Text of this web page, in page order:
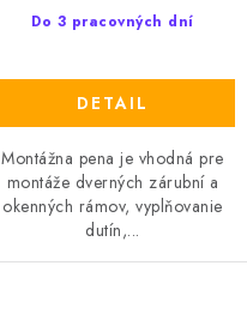
Do 3 pracovných dní
DETAIL
Montážna pena je vhodná pre
montáže dverných zárubní a
okenných rámov, vyplňovanie
dutín,...